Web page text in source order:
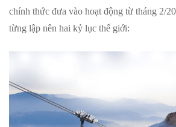
chính thức đưa vào hoạt động từ tháng 2/
từng lập nên hai kỷ lục thế giới: